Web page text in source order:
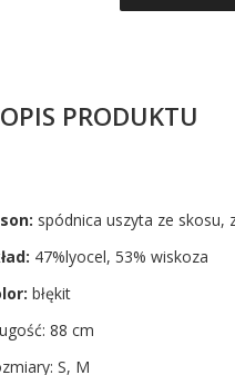
OPIS PRODUKTU
spódnica uszyta ze skosu,
47%lyocel, 53% wiskoza
błękit
88 cm
S, M